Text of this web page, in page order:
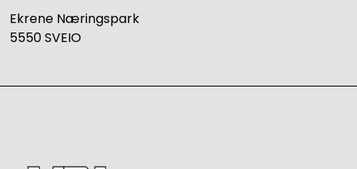
Ekrene Næringspark
5550 SVEIO